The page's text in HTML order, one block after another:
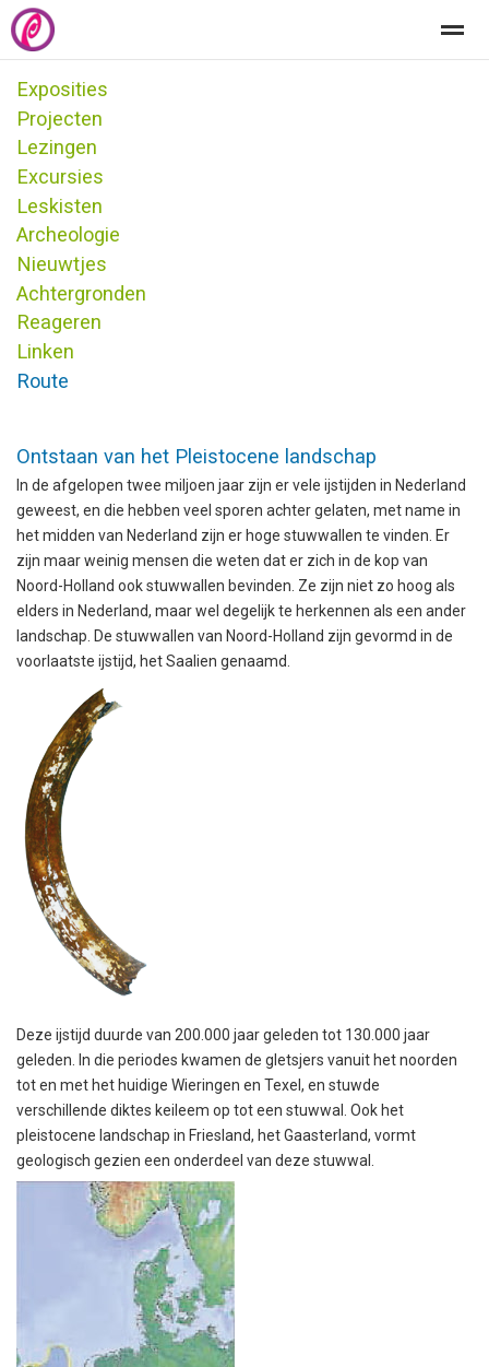
Welkom Het centrum
Home
Exposities
Projecten
Lezingen
Excursies
Leskisten
Archeologie
Nieuwtjes
Achtergronden
Reageren
Linken
Route
Ontstaan van het Pleistocene landschap
In de afgelopen twee miljoen jaar zijn er vele ijstijden in Nederland
geweest, en die hebben veel sporen achter gelaten, met name in
het midden van Nederland zijn er hoge stuwwallen te vinden. Er
zijn maar weinig mensen die weten dat er zich in de kop van
Noord-Holland ook stuwwallen bevinden. Ze zijn niet zo hoog als
elders in Nederland, maar wel degelijk te herkennen als een ander
landschap. De stuwwallen van Noord-Holland zijn gevormd in de
voorlaatste ijstijd, het Saalien genaamd.
Deze ijstijd duurde van 200.000 jaar geleden tot 130.000 jaar
geleden. In die periodes kwamen de gletsjers vanuit het noorden
tot en met het huidige Wieringen en Texel, en stuwde
verschillende diktes keileem op tot een stuwwal. Ook het
pleistocene landschap in Friesland, het Gaasterland, vormt
geologisch gezien een onderdeel van deze stuwwal.